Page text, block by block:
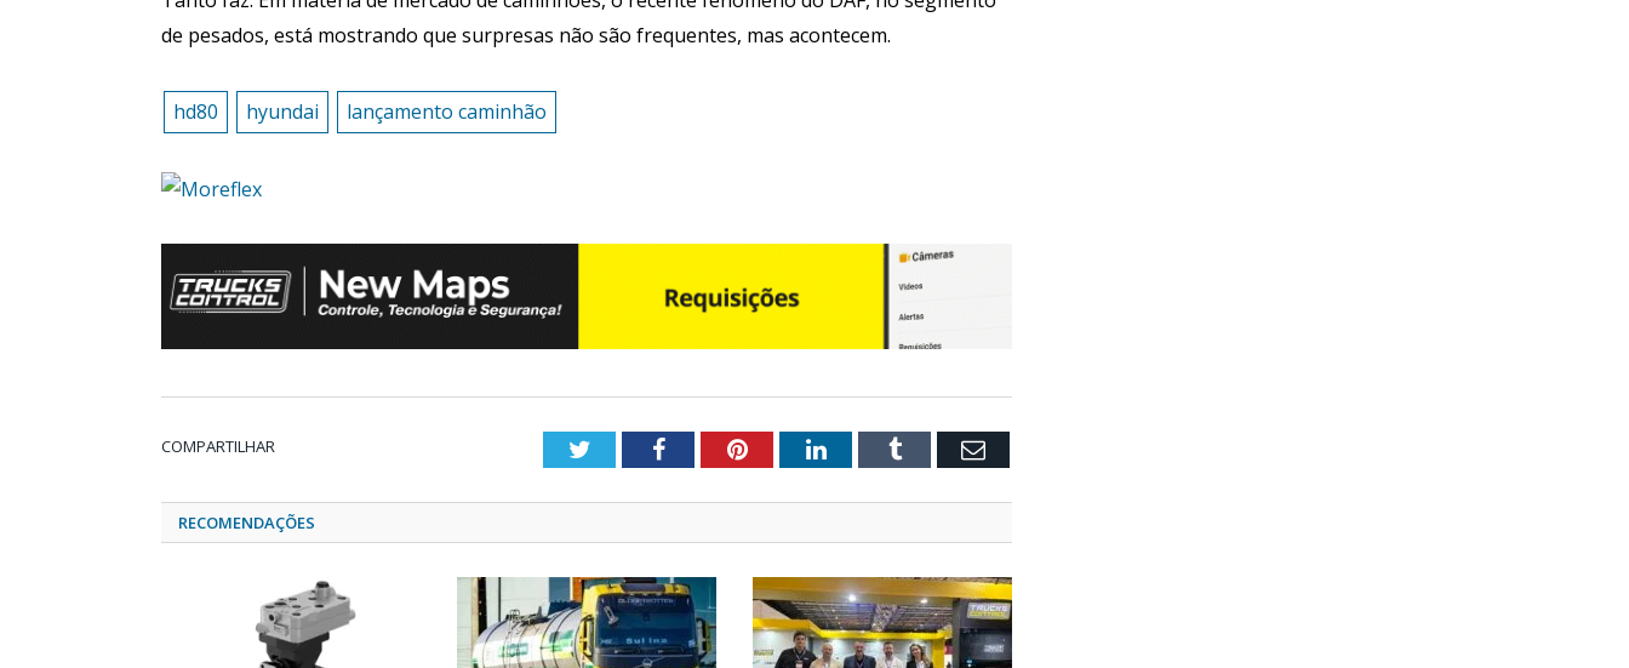
de pesados, está mostrando que surpresas não são frequentes, mas acontecem.
hd80 hyundai lançamento caminhão
COMPARTILHAR TwitterFacebookPinterestLinkedInTumblr Email
RECOMENDAÇÕES